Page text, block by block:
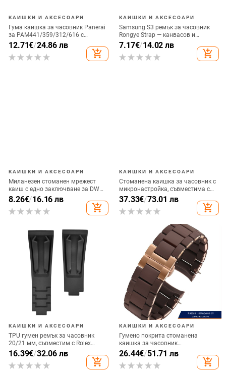
КАИШКИ И АКСЕСОАРИ
Гума каишка за часовник Panerai
за PAM441/359/312/616 с
катарама butterfly и pin buckle
12.71€/24.86 лв
add_shopping_cart
КАИШКИ И АКСЕСОАРИ
Samsung S3 ремък за часовник
Rongye Strap — канвасов и
нейлонов ремък с истинска
кожена част, джип текстура, стил
Fashion Commuter
7.17€/14.02 лв
add_shopping_cart
КАИШКИ И АКСЕСОАРИ
Миланезен стоманен мрежест
каиш с едно заключване за DW
Glory ES04 серия, съвместим с
часовници Samsung и Huawei
GT2
8.26€/16.16 лв
add_shopping_cart
КАИШКИ И АКСЕСОАРИ
Стоманена каишка за часовник с
микронастройка, съвместима с
Daytona и Submariner,
висококачествен петлинков
дизайн, персонализираема
37.33€/73.01 лв
add_shopping_cart
КАИШКИ И АКСЕСОАРИ
TPU гумен ремък за часовник
20/21 мм, съвместим с Rolex
Daytona Yacht-Master, мъжки
16.39€/32.06 лв
add_shopping_cart
КАИШКИ И АКСЕСОАРИ
Гумено покрита стоманена
каишка за часовник
AR5889/5890/5905/5920, 20/23
мм, унисекс
26.44€/51.71 лв
add_shopping_cart